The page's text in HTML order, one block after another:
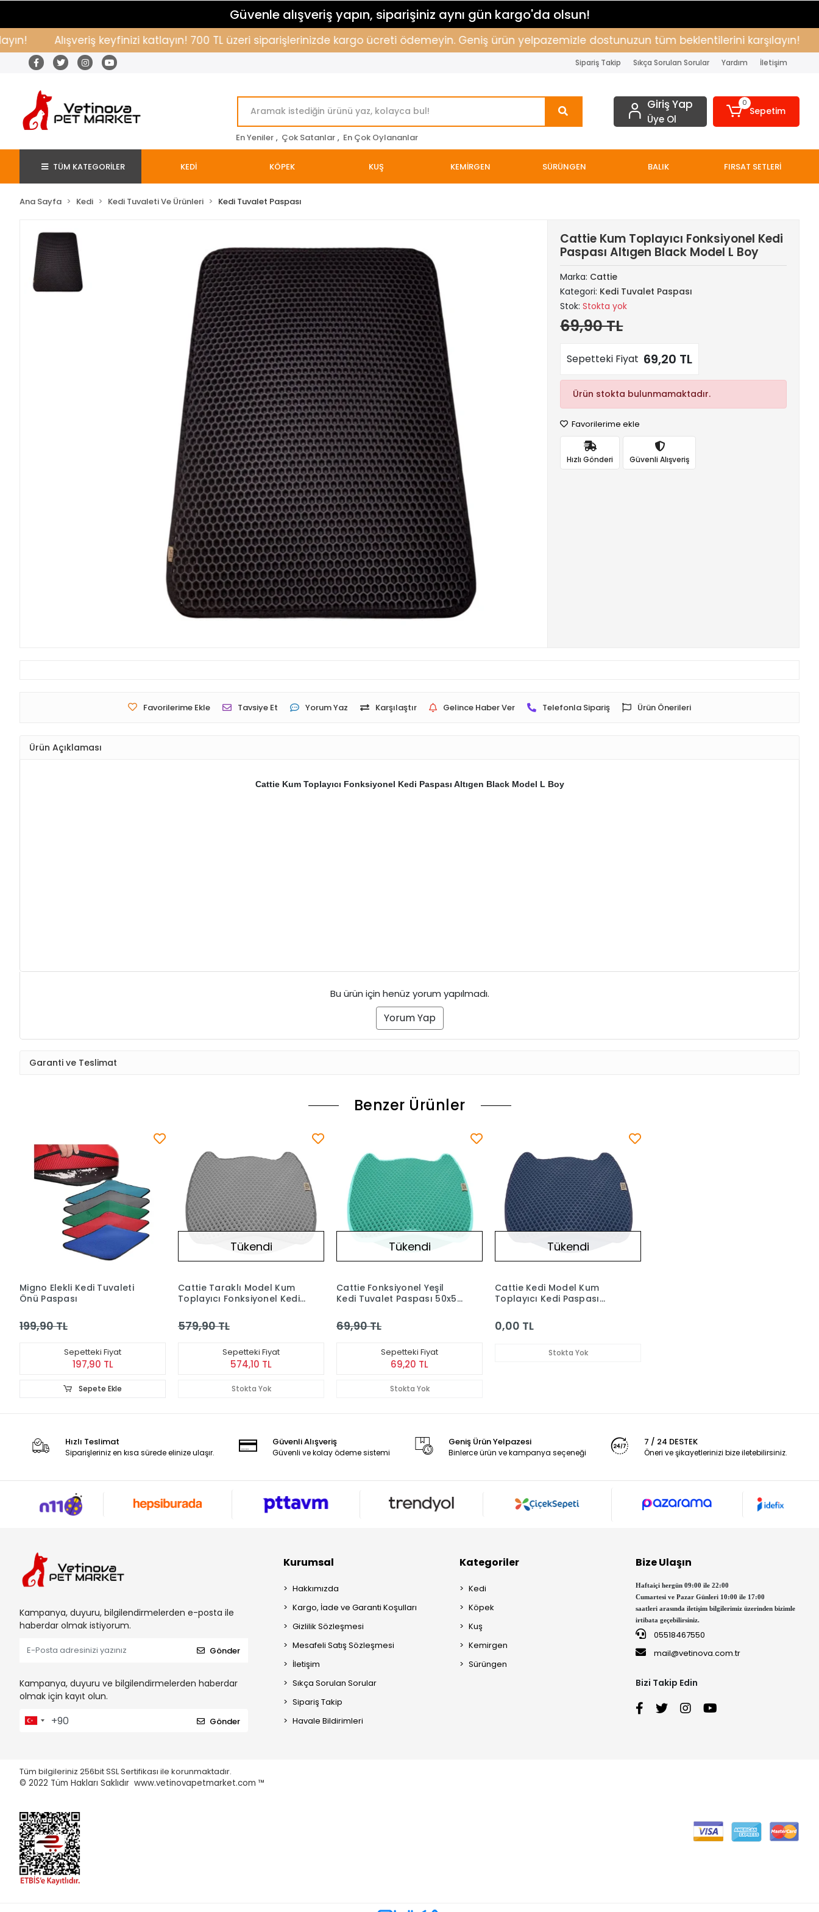
Güvenle alışveriş yapın, siparişiniz aynı gün kargo'da olsun!
Alışveriş keyfinizi katlayın! 700 TL üzeri siparişlerinizde kargo ücreti ödemeyin. Geniş ürün yelpazemizle dostunuzun tüm beklentilerini karşılayın!
Sipariş Takip Sıkça Sorulan Sorular Yardım İletişim
En Yeniler , Çok Satanlar , En Çok Oylananlar
Giriş Yap
Üye Ol
0
Sepetim
TÜM KATEGORİLER KEDİ KÖPEK KUŞ KEMİRGEN SÜRÜNGEN BALIK FIRSAT SETLERİ
Ana Sayfa Kedi Kedi Tuvaleti Ve Ürünleri Kedi Tuvalet Paspası
Cattie Kum Toplayıcı Fonksiyonel Kedi
Paspası Altıgen Black Model L Boy
Marka: Cattie
Kategori: Kedi Tuvalet Paspası
Stok:Stokta yok
69,90 TL
Sepetteki Fiyat 69,20 TL
Ürün stokta bulunmamaktadır.
Favorilerime ekle
Hızlı Gönderi Güvenli Alışveriş
Favorilerime Ekle Tavsiye Et Yorum Yaz Karşılaştır Gelince Haber Ver Telefonla Sipariş Ürün Önerileri
Ürün Açıklaması
Cattie Kum Toplayıcı Fonksiyonel Kedi Paspası Altıgen Black Model L Boy
Bu ürün için henüz yorum yapılmadı.
Yorum Yap
Garanti ve Teslimat
Benzer Ürünler
Migno Elekli Kedi Tuvaleti
Önü Paspası
199,90 TL
Sepetteki Fiyat
197,90 TL
Sepete Ekle
Tükendi
Cattie Taraklı Model Kum
Toplayıcı Fonksiyonel Kedi
579,90 TL
Sepetteki Fiyat
574,10 TL
Stokta Yok
Tükendi
Cattie Fonksiyonel Yeşil
Kedi Tuvalet Paspası 50x50
69,90 TL
Sepetteki Fiyat
69,20 TL
Stokta Yok
Tükendi
Cattie Kedi Model Kum
Toplayıcı Kedi Paspası
0,00 TL
Stokta Yok
Hızlı Teslimat
Siparişleriniz en kısa sürede elinize ulaşır.
Güvenli Alışveriş
Güvenli ve kolay ödeme sistemi
Geniş Ürün Yelpazesi
Binlerce ürün ve kampanya seçeneği
7 / 24 DESTEK
Öneri ve şikayetlerinizi bize iletebilirsiniz.
Kampanya, duyuru, bilgilendirmelerden e-posta ile
haberdar olmak istiyorum.
Gönder
Kampanya, duyuru ve bilgilendirmelerden haberdar
olmak için kayıt olun.
Gönder
Kurumsal
Hakkımızda
Kargo, İade ve Garanti Koşulları
Gizlilik Sözleşmesi
Mesafeli Satış Sözleşmesi
İletişim
Sıkça Sorulan Sorular
Sipariş Takip
Havale Bildirimleri
Kategoriler
Kedi
Köpek
Kuş
Kemirgen
Sürüngen
Bize Ulaşın
Haftaiçi hergün 09:00 ile 22:00
Cumartesi ve Pazar Günleri 10:00 ile 17:00
saatleri arasında iletişim bilgilerimiz üzerinden bizimle
irtibata geçebilirsiniz.
05518467550
mail@vetinova.com.tr
Bizi Takip Edin
Tüm bilgileriniz 256bit SSL Sertifikası ile korunmaktadır.
© 2022 Tüm Hakları Saklıdır www.vetinovapetmarket.com ™